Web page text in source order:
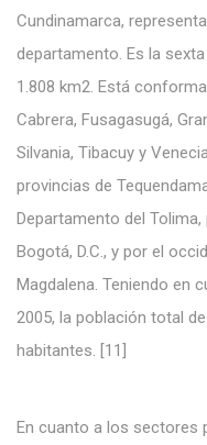
Cundinamarca,
departamento. Es la
1.808 km2. Está
Cabrera, Fusagasugá,
Silvania, Tibacuy y
provincias de
Departamento del
Bogotá, D.C., y por el
Magdalena. Teniendo en
2005, la población total
habitantes. [11]
En cuanto a los sectores